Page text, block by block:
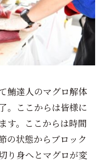
鮪達人のマグロ解体
。ここからは皆様に
す。ここからは時間
の状態からブロック
り身へとマグロが変